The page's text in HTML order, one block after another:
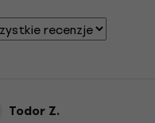
Todor Z.